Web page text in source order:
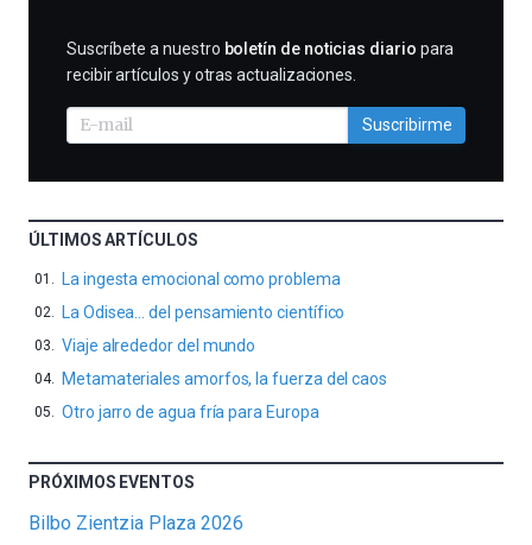
SUSCRIBIRME
Suscríbete a nuestro boletín de noticias diario para
recibir artículos y otras actualizaciones.
Suscribirme
ÚLTIMOS ARTÍCULOS
La ingesta emocional como problema
La Odisea… del pensamiento científico
Viaje alrededor del mundo
Metamateriales amorfos, la fuerza del caos
Otro jarro de agua fría para Europa
PRÓXIMOS EVENTOS
Bilbo Zientzia Plaza 2026